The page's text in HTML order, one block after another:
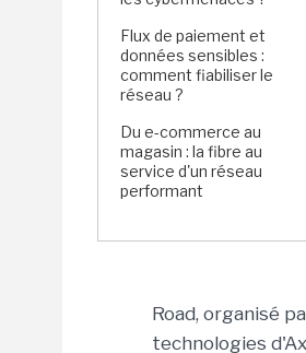
Flux de paiement et
données sensibles :
comment fiabiliser le
réseau ?
Du e-commerce au
magasin : la fibre au
service d'un réseau
performant
Road, organisé
technologies